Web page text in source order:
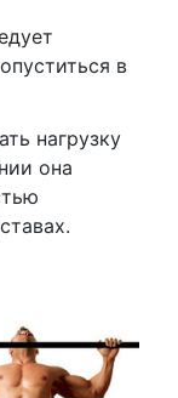
в
нагрузку
она